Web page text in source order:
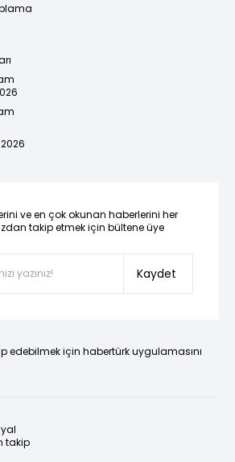
ve en çok okunan haberlerini her
takip etmek için bültene üye
Kaydet
edebilmek için habertürk uygulamasını
takip